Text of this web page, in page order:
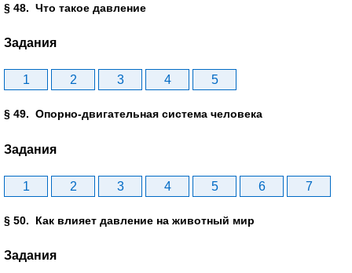
§ 48. Что такое давление
Задания
1 2 3 4 5
§ 49. Опорно-двигательная система человека
Задания
1 2 3 4 5 6 7
§ 50. Как влияет давление на животный мир
Задания